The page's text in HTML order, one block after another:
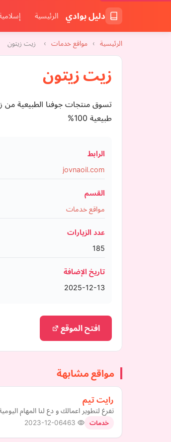
دليل بوادي الرئيسية
الرئيسية › مواقع خدمات › زيت زيتون
زيت زيتون
طبيعية 100%
الرابط
jovnaoil.com
القسم
مواقع خدمات
عدد الزيارات
185
تاريخ الإضافة
2025-12-13
افتح الموقع
مواقع مشابهة
رايت تيم
تفرغ لتطوير اعمالك و دع لنا المهام
خدمات 2023-12-06